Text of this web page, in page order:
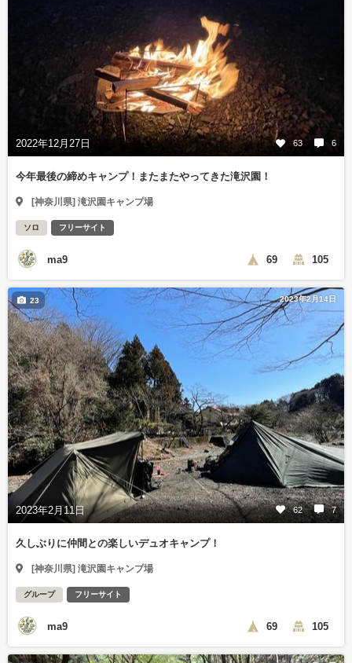
2022年12月27日 63 6
今年最後の締めキャンプ！またまたやってきた滝沢園！
[神奈川県] 滝沢園キャンプ場
ソロ フリーサイト
ma9 69 105
2023年2月14日
2023年2月11日 62 7
23
久しぶりに仲間との楽しいデュオキャンプ！
[神奈川県] 滝沢園キャンプ場
グループ フリーサイト
ma9 69 105